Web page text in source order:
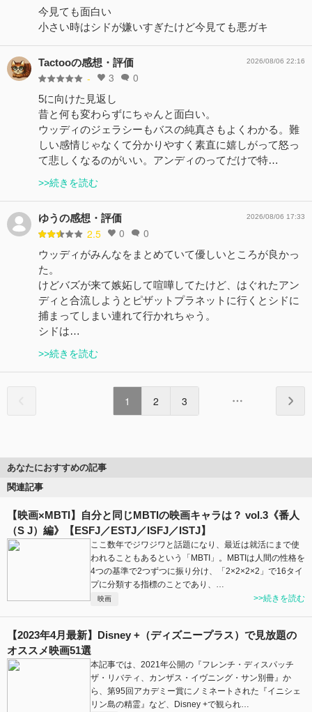
今見ても面白い
小さい時はシドが嫌いすぎたけど今見ても悪ガキ
Tactooの感想・評価
- 3 0
2026/08/06 22:16
5に向けた見返し
昔と何も変わらずにちゃんと面白い。
ウッディのジェラシーもバスの純真さもよくわかる。難
しい感情じゃなくて分かりやすく素直に嬉しがって怒っ
て悲しくなるのがいい。アンディのってだけで特…
>>続きを読む
ゆうの感想・評価
2.5 0 0
2026/08/06 17:33
ウッディがみんなをまとめていて優しいところが良かっ
た。
けどバズが来て嫉妬して喧嘩してたけど、はぐれたアン
ディと合流しようとピザットプラネットに行くとシドに
捕まってしまい連れて行かれちゃう。
シドは…
>>続きを読む
1 2 3
あなたにおすすめの記事
関連記事
【映画×MBTI】自分と同じMBTIの映画キャラは？ vol.3《番人
（S J）編》【ESFJ／ESTJ／ISFJ／ISTJ】
ここ数年でジワジワと話題になり、最近は就活にまで使
われることもあるという「MBTI」。MBTIは人間の性格を
4つの基準で2つずつに振り分け、「2×2×2×2」で16タイ
プに分類する指標のことであり、…
映画 >>続きを読む
【2023年4月最新】Disney +（ディズニープラス）で見放題の
オススメ映画51選
本記事では、2021年公開の『フレンチ・ディスパッチ
ザ・リバティ、カンザス・イヴニング・サン別冊』か
ら、第95回アカデミー賞にノミネートされた『イニシェ
リン島の精霊』など、Disney +で観られ…